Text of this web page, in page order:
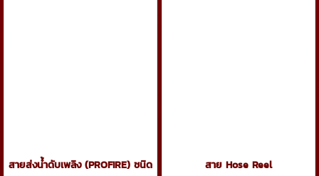
สายส่งน้ำดับเพลิง (PROFIRE) ชนิด
สาย Hose Reel